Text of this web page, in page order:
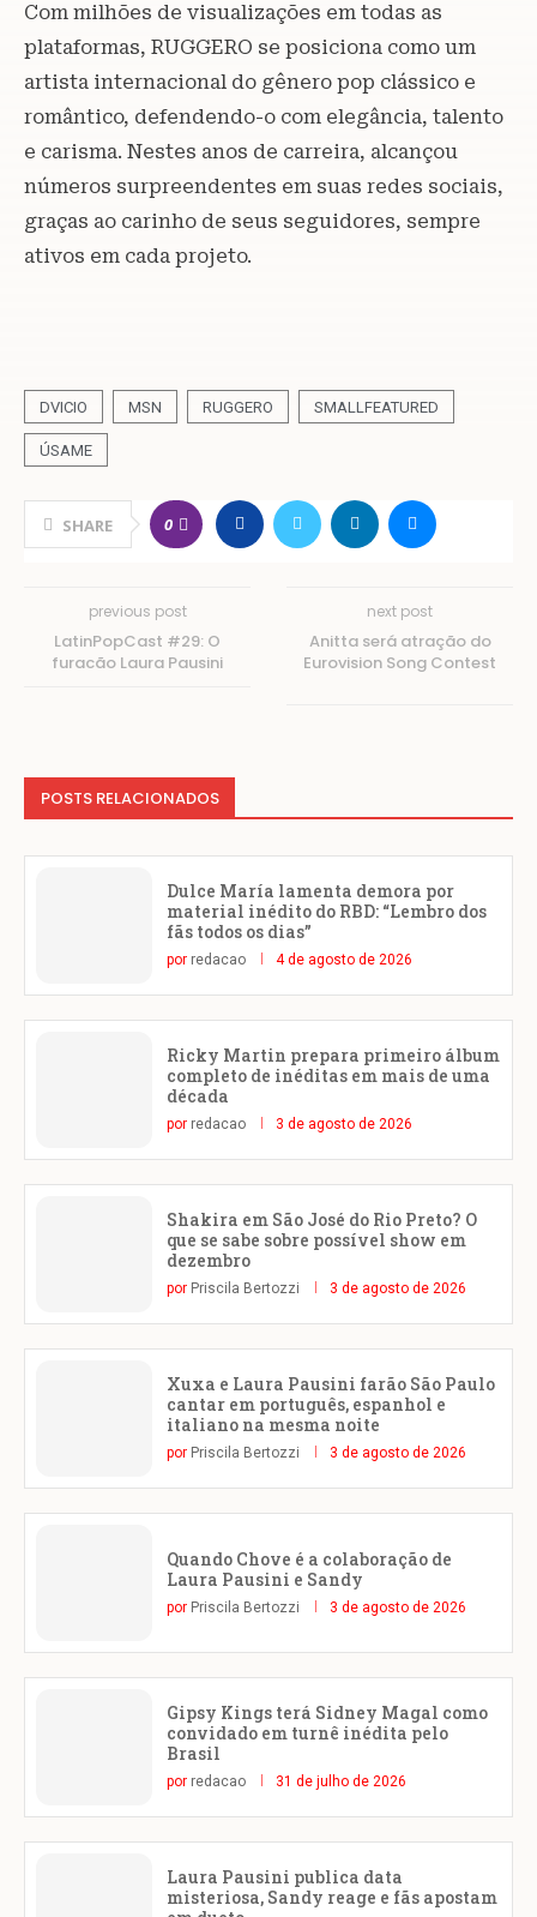
Com milhões de visualizações em todas as
plataformas, RUGGERO se posiciona como um
artista internacional do gênero pop clássico e
romântico, defendendo-o com elegância, talento
e carisma. Nestes anos de carreira, alcançou
números surpreendentes em suas redes sociais,
graças ao carinho de seus seguidores, sempre
ativos em cada projeto.
DVICIO MSN RUGGERO SMALLFEATURED
ÚSAME
SHARE 0
previous post
LatinPopCast #29: O
furacão Laura Pausini
next post
Anitta será atração do
Eurovision Song Contest
POSTS RELACIONADOS
Dulce María lamenta demora por
material inédito do RBD: “Lembro dos
fãs todos os dias”
por redacao 4 de agosto de 2026
Ricky Martin prepara primeiro álbum
completo de inéditas em mais de uma
década
por redacao 3 de agosto de 2026
Shakira em São José do Rio Preto? O
que se sabe sobre possível show em
dezembro
por Priscila Bertozzi 3 de agosto de 2026
Xuxa e Laura Pausini farão São Paulo
cantar em português, espanhol e
italiano na mesma noite
por Priscila Bertozzi 3 de agosto de 2026
Quando Chove é a colaboração de
Laura Pausini e Sandy
por Priscila Bertozzi 3 de agosto de 2026
Gipsy Kings terá Sidney Magal como
convidado em turnê inédita pelo
Brasil
por redacao 31 de julho de 2026
Laura Pausini publica data
misteriosa, Sandy reage e fãs apostam